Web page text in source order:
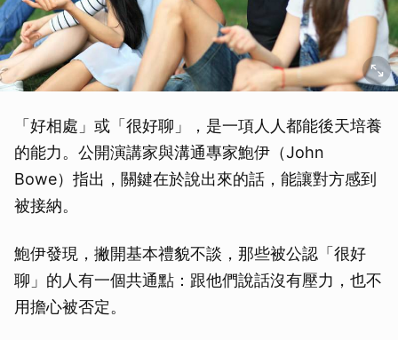
「好相處」或「很好聊」，是一項人人都能後天培養
的能力。公開演講家與溝通專家鮑伊（John
Bowe）指出，關鍵在於說出來的話，能讓對方感到
被接納。
鮑伊發現，撇開基本禮貌不談，那些被公認「很好
聊」的人有一個共通點：跟他們說話沒有壓力，也不
用擔心被否定。